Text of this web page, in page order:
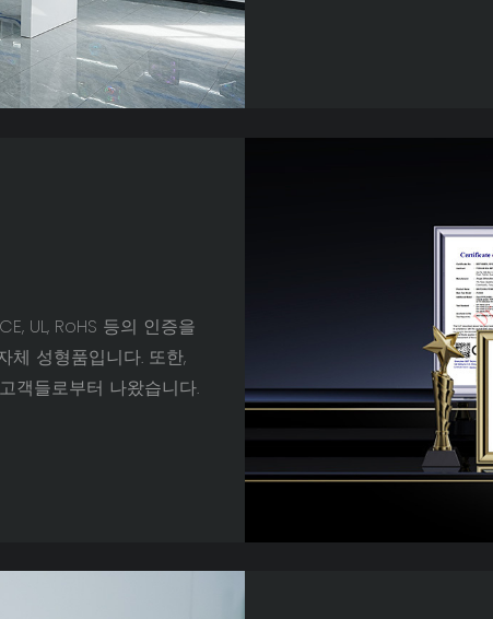
UL, RoHS 등의 인증을
체 성형품입니다. 또한,
객들로부터 나왔습니다.